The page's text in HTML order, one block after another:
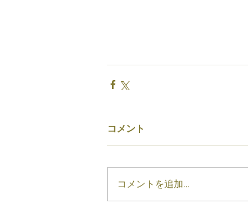
コメント
コメントを追加…